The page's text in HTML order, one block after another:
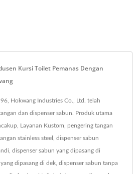
Kursi Toilet Pemanas Dengan
Hokwang Industries Co., Ltd. telah
dan dispenser sabun. Produk utama
Layanan Kustom, pengering tangan
stainless steel, dispenser sabun
dispenser sabun yang dipasang di
dipasang di dek, dispenser sabun tanpa